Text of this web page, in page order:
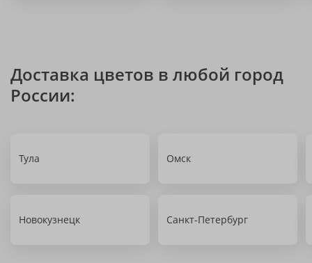
Доставка цветов в любой город
России:
Тула Омск
Новокузнецк Санкт-Петербург